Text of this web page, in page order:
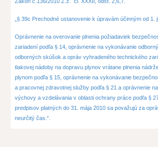
„§ 39c Prechodné ustanovenie k úpravám účinným od 1.
Oprávnenie na overovanie plnenia požiadaviek
zariadení podľa § 14, oprávnenie na vykonávanie
odborných skúšok a opráv vyhradeného technického
tlakovej nádoby na dopravu plynov vrátane plnenia
plynom podľa § 15, oprávnenie na vykonávanie
a pracovnej zdravotnej služby podľa § 21 a oprávnenie
výchovy a vzdelávania v oblasti ochrany práce podľa §
predpisov platných do 31. mája 2010 sa považujú za
neurčitý čas.“.